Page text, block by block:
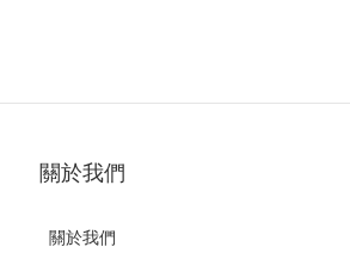
關於我們
關於我們